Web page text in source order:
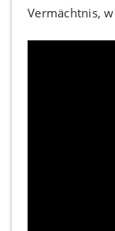
Vermächtnis,